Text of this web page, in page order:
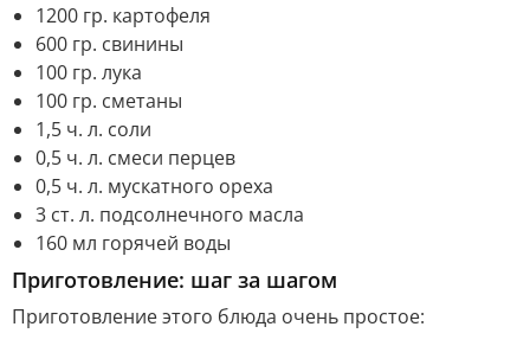
1200 гр. картофеля
600 гр. свинины
100 гр. лука
100 гр. сметаны
1,5 ч. л. соли
0,5 ч. л. смеси перцев
0,5 ч. л. мускатного ореха
3 ст. л. подсолнечного масла
160 мл горячей воды
Приготовление: шаг за шагом
Приготовление этого блюда очень простое: